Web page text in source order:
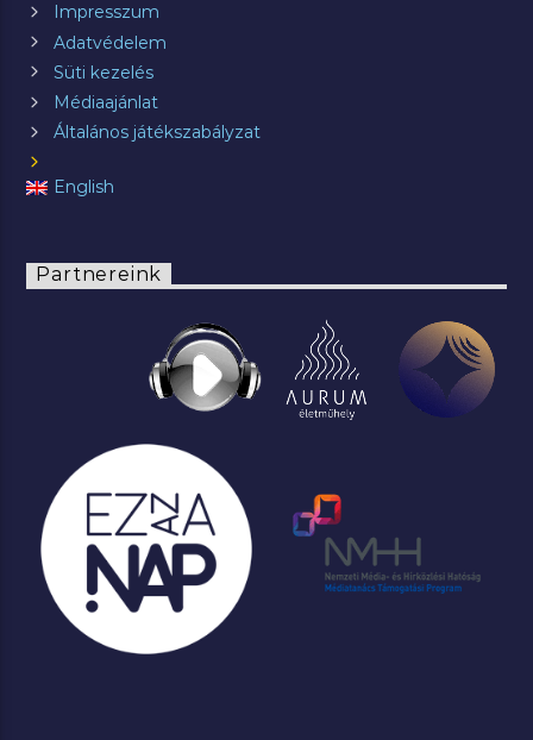
Impresszum
Adatvédelem
Süti kezelés
Médiaajánlat
Általános játékszabályzat
English
Partnereink